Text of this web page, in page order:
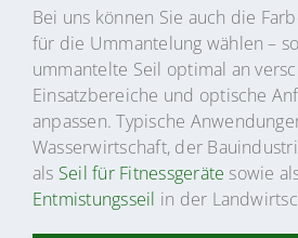
Bei uns können Sie auch die
für die Ummantelung wählen –
ummantelte Seil optimal an
Einsatzbereiche und optische
anpassen. Typische
Wasserwirtschaft, der
als Seil für Fitnessgeräte sowie
Entmistungsseil in der